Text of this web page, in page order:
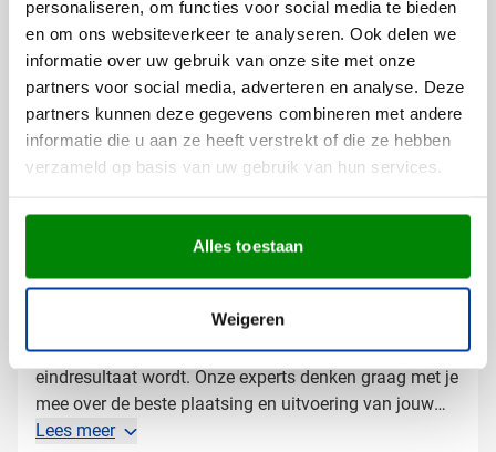
personaliseren, om functies voor social media te bieden
en om ons websiteverkeer te analyseren. Ook delen we
informatie over uw gebruik van onze site met onze
partners voor social media, adverteren en analyse. Deze
partners kunnen deze gegevens combineren met andere
informatie die u aan ze heeft verstrekt of die ze hebben
verzameld op basis van uw gebruik van hun services.
Alles toestaan
Weigeren
Full color bedrukking voor maximale impact
Met een tekst of slogan naar keuze
De reflecterende ondergrond biedt een unieke kans om
je logo extra op te laten vallen, zeker bij weinig licht.
Zo wordt jouw merk letterlijk zichtbaar, zelfs in het
Gratis digitaal voorbeeld van je
Benieuwd hoe jouw logo eruitziet op deze
reflecterende heuptas? Vraag een gratis digitaal
voorbeeld aan en zie vooraf precies hoe het
eindresultaat wordt. Onze experts denken graag met je
mee over de beste plaatsing en uitvoering van jouw
bedrukking. Neem contact met ons op en we zorgen
Lees meer